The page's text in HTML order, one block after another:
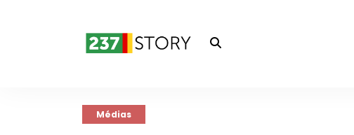
Médias